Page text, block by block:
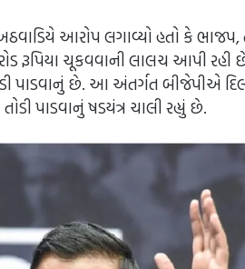
આરોપ લગાવ્યો હતો કે
રૂપિયા ચૂકવવાની લાલચ આપી
પાડવાનું છે. આ અંતર્ગત બીજેપીએ
પાડવાનું ષડયંત્ર ચાલી રહ્યું છે.